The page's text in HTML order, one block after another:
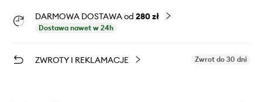
DARMOWA DOSTAWA od 280 zł
Dostawa nawet w 24h
ZWROTY I REKLAMACJE Zwrot do 30 dni